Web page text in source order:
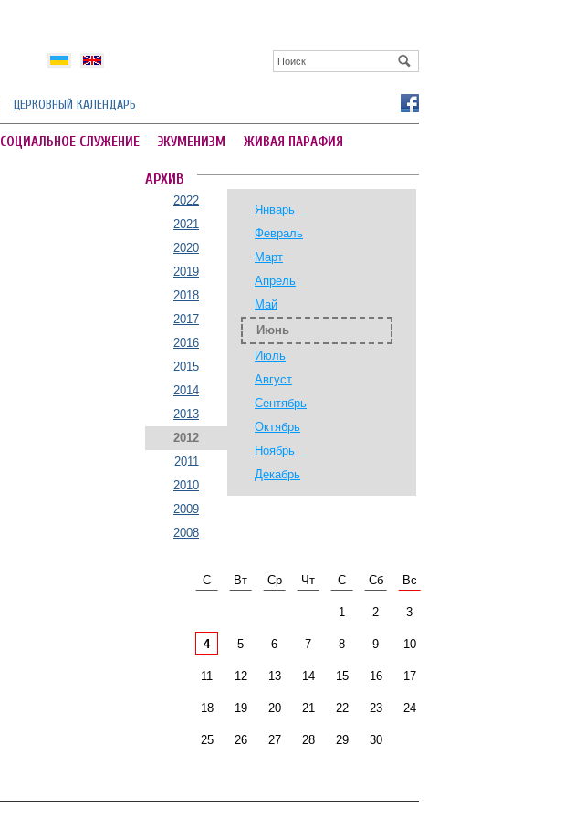
ЦЕРКОВНЫЙ КАЛЕНДАРЬ
СОЦИАЛЬНОЕ СЛУЖЕНИЕ ЭКУМЕНИЗМ ЖИВАЯ ПАРАФИЯ
АРХИВ
2022
2021
2020
2019
2018
2017
2016
2015
2014
2013
2012
2011
2010
2009
2008
Январь
Февраль
Март
Апрель
Май
Июнь
Июль
Август
Сентябрь
Октябрь
Ноябрь
Декабрь
С Вт Ср Чт С Сб Вс
1 2 3
4 5 6 7 8 9 10
11 12 13 14 15 16 17
18 19 20 21 22 23 24
25 26 27 28 29 30